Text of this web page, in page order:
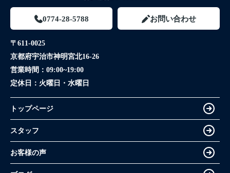
0774-28-5788 お問い合わせ
〒611-0025
京都府宇治市神明宮北16-26
営業時間： 09:00~19:00
定休日： 火曜日・水曜日
トップページ
スタッフ
お客様の声